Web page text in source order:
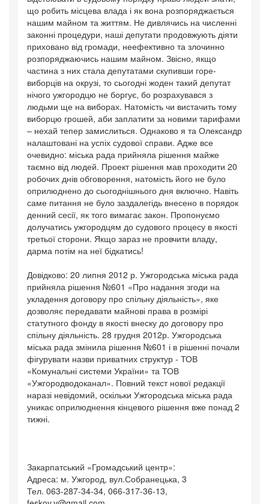
що робить місцева влада і як вона розпоряджається
нашим майном та життям. Не дивлячись на численні
законні процедури, наші депутати продовжують діяти
приховано від громади, неефективно та злочинно
розпоряджаючись нашим майном. Звісно, якщо
частина з них стала депутатами скупивши горе-
виборців на окрузі, то сьогодні жоден такий депутат
нічого ужгородцю не боргує, бо розрахувався з
людьми ще на виборах. Натомість чи вистачить тому
виборцю грошей, аби заплатити за новими тарифами
– нехай тепер замислиться. Однаково я та Олександр
налаштовані на успіх судової справи. Адже все
очевидно: міська рада прийняла рішення майже
таємно від людей. Проект рішення мав проходити 20
робочих днів обговорення, натомість його не було
оприлюднено до сьогоднішнього дня включно. Навіть
саме питання не було заздалегідь внесено в порядок
денний сесії, як того вимагає закон. Пропонуємо
долучатись ужгородцям до судового процесу в якості
третьої сторони. Якщо зараз не провчити владу,
дарма потім на неї бідкатись!
Довідково: 20 липня 2012 р. Ужгородська міська рада
прийняла рішення №601 «Про надання згоди на
укладення договору про спільну діяльність», яке
дозволяє передавати майнові права в розмірі
статутного фонду в якості внеску до договору про
спільну діяльність. 28 грудня 2012р. Ужгородська
міська рада змінила рішення №601 і в рішенні почали
фігурувати назви приватних структур - ТОВ
«Комунальні системи України» та ТОВ
«Ужгородводоканал». Повний текст нової редакції
наразі невідомий, оскільки Ужгородська міська рада
уникає оприлюднення кінцевого рішення вже понад 2
тижні.
Закарпатський «Громадський центр»:
Адреса: м. Ужгород, вул.Собранецька, 3
Тел. 063-287-34-34, 066-317-36-13,